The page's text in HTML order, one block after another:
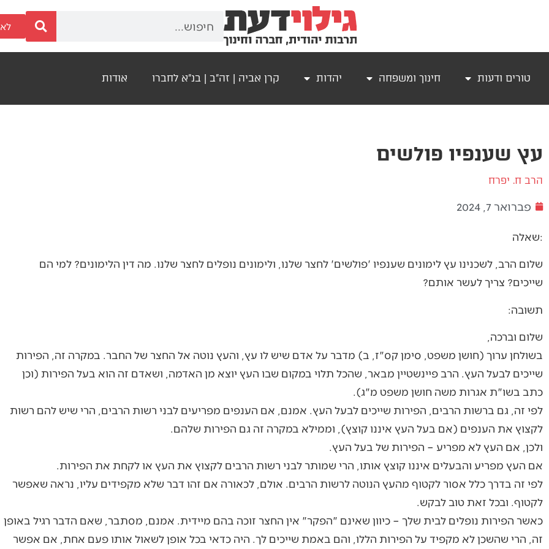
טורים ודעות חינוך ומשפחה יהדות קרן אביה | זה"ב | בנ"א לחברו אודות
עץ שענפיו פולשים
הרב ח. יפרח
פברואר 7, 2024
שאלה:
שלום הרב, לשכנינו עץ לימונים שענפיו 'פולשים' לחצר שלנו, ולימונים נופלים לחצר שלנו. מה דין הלימונים? למי הם
שייכים? צריך לעשר אותם?
תשובה:
שלום וברכה,
בשולחן ערוך (חושן משפט, סימן קס"ז, ב) מדבר על אדם שיש לו עץ, והעץ נוטה אל החצר של החבר. במקרה זה, הפירות
שייכים לבעל העץ. הרב פיינשטיין מבאר, שהכל תלוי במקום שבו העץ יוצא מן האדמה, ושאדם זה הוא בעל הפירות (וכן
כתב בשו"ת אגרות משה חושן משפט מ"ג).
לפי זה, גם ברשות הרבים, הפירות שייכים לבעל העץ. אמנם, אם הענפים מפריעים לבני רשות הרבים, הרי שיש להם רשות
לקצוץ את הענפים (אם בעל העץ איננו קוצץ), וממילא במקרה זה גם הפירות שלהם.
ולכן, אם העץ לא מפריע – הפירות של בעל העץ.
אם העץ מפריע והבעלים איננו קוצץ אותו, הרי שמותר לבני רשות הרבים לקצוץ את העץ או לקחת את הפירות.
לפי זה בדרך כלל אסור לקטוף מהעץ הנוטה לרשות הרבים. אולם, לכאורה אם זהו דבר שלא מקפידים עליו, נראה שאפשר
לקטוף. ובכל זאת טוב לבקש.
כאשר הפירות נופלים לבית שלך – כיוון שאינם "הפקר" אין החצר זוכה בהם מיידית. אמנם, מסתבר, שאם הדבר רגיל באופן
זה, הרי שהשכן לא מקפיד על הפירות הללו, והם באמת שייכים לך. היה כדאי בכל אופן לשאול אותו פעם אחת, אם אפשר